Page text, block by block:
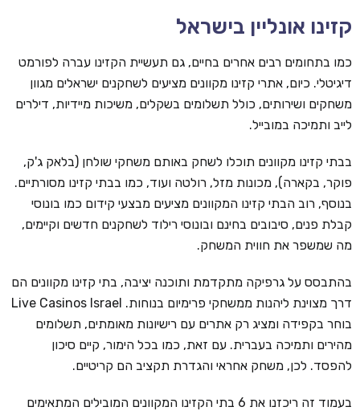
קזינו אונליין בישראל
כמו בתחומים רבים אחרים בחיים, גם תעשיית הקזינו עברה לפורמט
דיגיטלי. כיום, אתרי קזינו מקוונים מציעים לשחקנים ישראלים מגוון
משחקים ושירותים, כולל תשלומים בשקלים, משיכות מיידיות, דילרים
לייב ותמיכה במובייל.
בבתי קזינו מקוונים תוכלו לשחק באותם משחקי שולחן (בלאק ג'ק,
פוקר, בקארה), מכונות מזל, רולטה ועוד, כמו בבתי קזינו מסורתיים.
בנוסף, רוב הבתי קזינו המקוונים מציעים מבצעי קידום כמו בונוסי
קבלת פנים, סיבובים בחינם ובונוסי רילוד לשחקנים חדשים וקיימים,
מה שמשפר את חווית המשחק.
בהתבסס על גרפיקה מתקדמת ותוכנה יציבה, בתי קזינו מקוונים הם
דרך מצוינת ליהנות ממשחקי פרימיום בנוחות. Live Casinos Israel
בוחר בקפידה ומציג רק אתרים עם רישיונות מאומתים, תשלומים
מהירים ותמיכה בעברית. עם זאת, כמו בכל הימור, קיים סיכון
להפסד. לכן, משחק אחראי והגדרת תקציב הם קריטיים.
בעמוד זה ריכזנו את 6 בתי הקזינו המקוונים המובילים המתאימים